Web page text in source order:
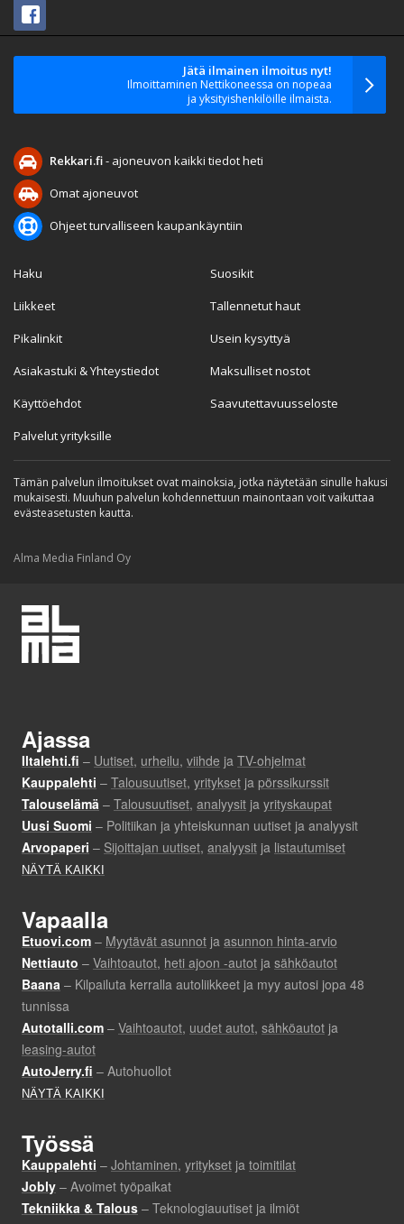
Jätä ilmainen ilmoitus nyt!
Ilmoittaminen Nettikoneessa on nopeaa
ja yksityishenkilöille ilmaista.
Rekkari.fi- ajoneuvon kaikki tiedot heti
Omat ajoneuvot
Ohjeet turvalliseen kaupankäyntiin
Haku
Liikkeet
Pikalinkit
Asiakastuki & Yhteystiedot
Käyttöehdot
Palvelut yrityksille
Suosikit
Tallennetut haut
Usein kysyttyä
Maksulliset nostot
Saavutettavuusseloste
Tämän palvelun ilmoitukset ovat mainoksia, jotka näytetään sinulle hakusi
mukaisesti. Muuhun palvelun kohdennettuun mainontaan voit vaikuttaa
evästeasetusten kautta.
Alma Media Finland Oy